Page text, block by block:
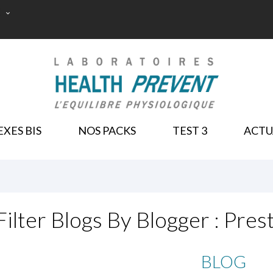

BIS NOS PACKS TEST 3
Blogs By Blogger :
BLOG